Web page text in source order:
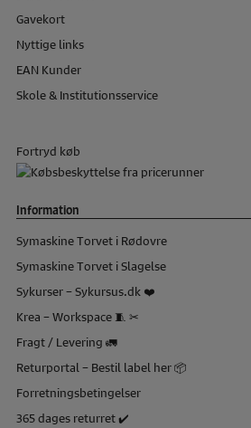
Gavekort
Nyttige links
EAN Kunder
Skole & Institutionsservice
Fortryd køb
Information
Symaskine Torvet i Rødovre
Symaskine Torvet i Slagelse
Sykurser – Sykursus.dk ❤️
Krea – Workspace 🧵 ✂
Fragt / Levering 🚛
Returportal – Bestil label her 📦
Forretningsbetingelser
365 dages returret ✔️